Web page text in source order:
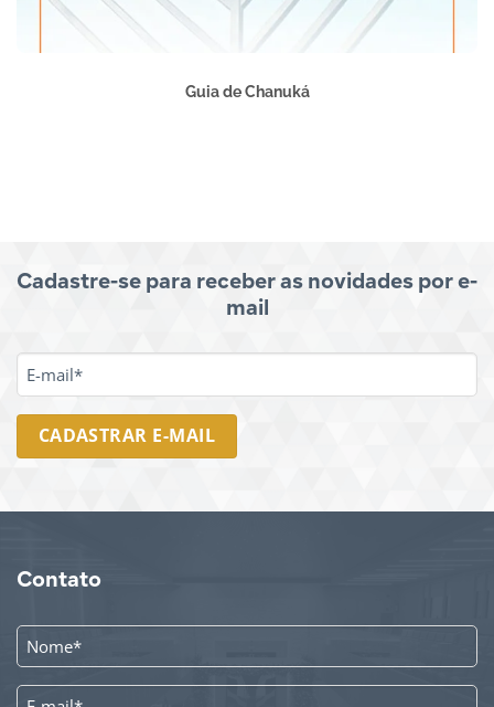
Guia de Chanuká
Cadastre-se para receber as novidades por e-
mail
Contato
NOME
*
E-